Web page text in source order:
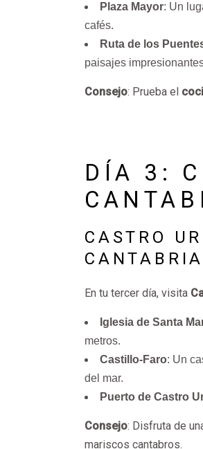
Plaza Mayor: Un
cafés.
Ruta de los
paisajes
Consejo: Prueba el
DÍA 3:
CASTRO
En tu tercer día, visita
Iglesia de Santa
metros.
Castillo-Faro: Un
del mar.
Puerto de Castro
Consejo: Disfruta de
mariscos cantabros.